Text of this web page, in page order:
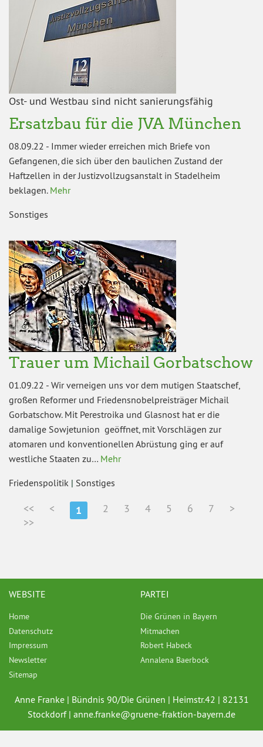
Ost- und Westbau sind nicht sanierungsfähig
Ersatzbau für die JVA München
08.09.22 - Immer wieder erreichen mich Briefe von
Gefangenen, die sich über den baulichen Zustand der
Haftzellen in der Justizvollzugsanstalt in Stadelheim
beklagen. Mehr
Sonstiges
Trauer um Michail Gorbatschow
01.09.22 - Wir verneigen uns vor dem mutigen Staatschef,
großen Reformer und Friedensnobelpreisträger Michail
Gorbatschow. Mit Perestroika und Glasnost hat er die
damalige Sowjetunion geöffnet, mit Vorschlägen zur
atomaren und konventionellen Abrüstung ging er auf
westliche Staaten zu… Mehr
Friedenspolitik | Sonstiges
<< < 1 2 3 4 5 6 7
>
>>
WEBSITE
Home
Datenschutz
Impressum
Newsletter
Sitemap
PARTEI
Die Grünen in Bayern
Mitmachen
Robert Habeck
Annalena Baerbock
Anne Franke | Bündnis 90/Die Grünen | Heimstr.42 | 82131
Stockdorf | anne.franke@gruene-fraktion-bayern.de